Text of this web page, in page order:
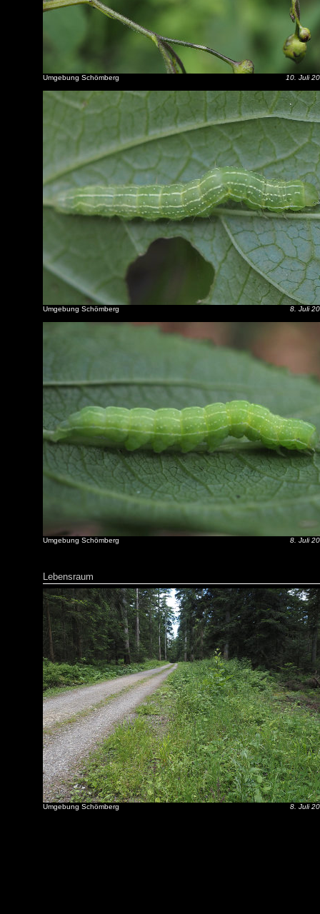
Umgebung Schömberg 10. Juli
Umgebung Schömberg 8. Juli
Umgebung Schömberg 8. Juli
Lebensraum
Umgebung Schömberg 8. Juli